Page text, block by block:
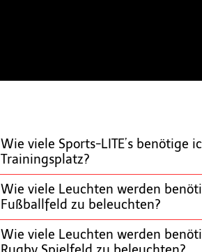
Wie viele Sports-LITE’s benötige
Trainingsplatz?
Wie viele Leuchten werden
Fußballfeld zu beleuchten?
Wie viele Leuchten werden